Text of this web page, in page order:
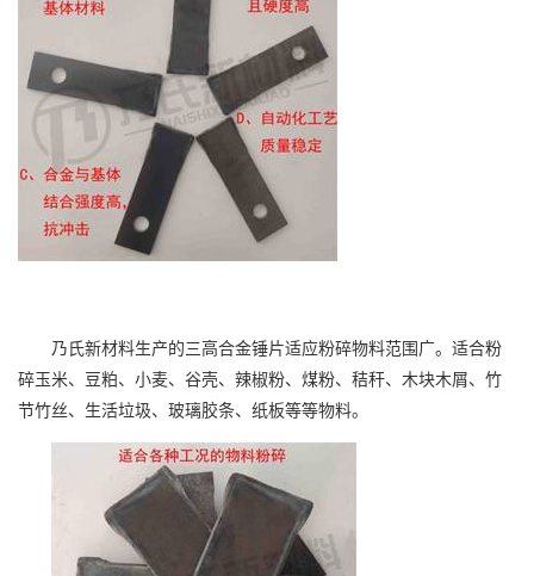
乃氏新材料生产的三高合金锤片适应粉碎物料范围广。适合粉
碎玉米、豆粕、小麦、谷壳、辣椒粉、煤粉、秸秆、木块木屑、竹
节竹丝、生活垃圾、玻璃胶条、纸板等等物料。